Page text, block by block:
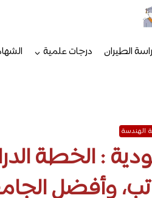
الطيران درجات علمية
الهندسة
: الخطة
وأفضل